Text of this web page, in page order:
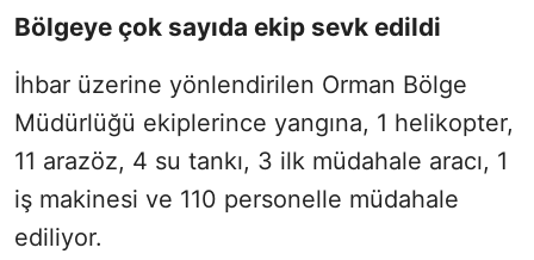
Bölgeye çok sayıda ekip sevk edildi
İhbar üzerine yönlendirilen Orman Bölge
Müdürlüğü ekiplerince yangına, 1 helikopter,
11 arazöz, 4 su tankı, 3 ilk müdahale aracı, 1
iş makinesi ve 110 personelle müdahale
ediliyor.